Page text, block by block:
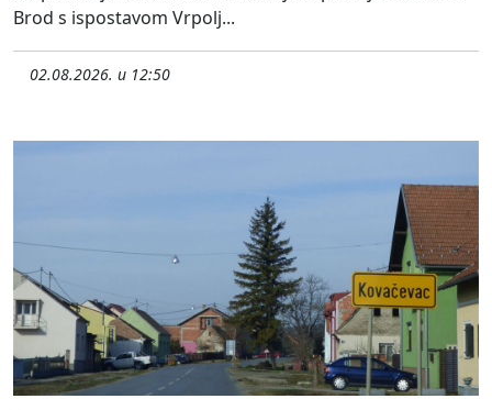
Brod s ispostavom Vrpolj...
02.08.2026. u 12:50